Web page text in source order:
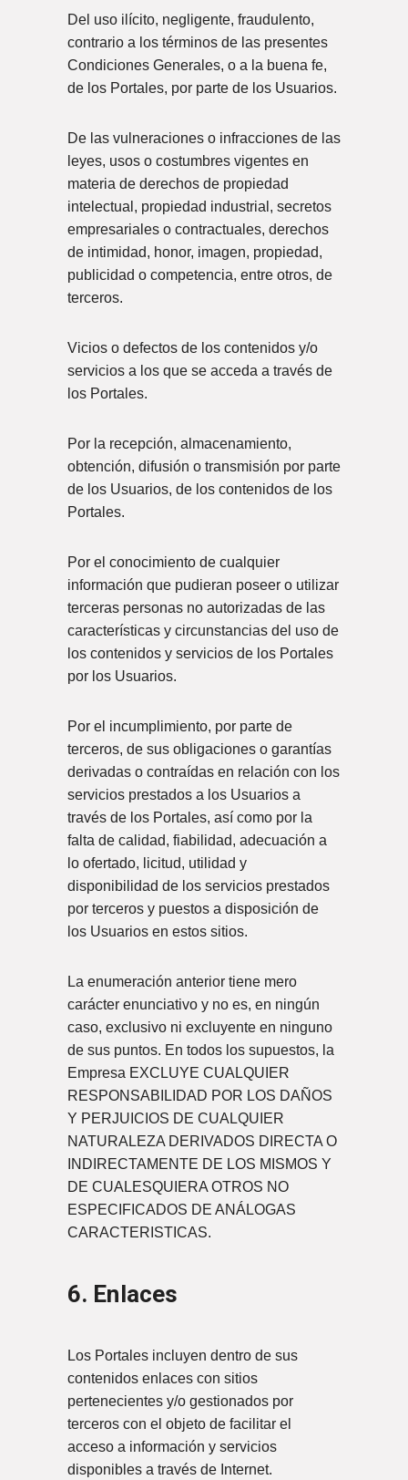
Del uso ilícito, negligente, fraudulento,
contrario a los términos de las presentes
Condiciones Generales, o a la buena fe,
de los Portales, por parte de los Usuarios.
De las vulneraciones o infracciones de las
leyes, usos o costumbres vigentes en
materia de derechos de propiedad
intelectual, propiedad industrial, secretos
empresariales o contractuales, derechos
de intimidad, honor, imagen, propiedad,
publicidad o competencia, entre otros, de
terceros.
Vicios o defectos de los contenidos y/o
servicios a los que se acceda a través de
los Portales.
Por la recepción, almacenamiento,
obtención, difusión o transmisión por parte
de los Usuarios, de los contenidos de los
Portales.
Por el conocimiento de cualquier
información que pudieran poseer o utilizar
terceras personas no autorizadas de las
características y circunstancias del uso de
los contenidos y servicios de los Portales
por los Usuarios.
Por el incumplimiento, por parte de
terceros, de sus obligaciones o garantías
derivadas o contraídas en relación con los
servicios prestados a los Usuarios a
través de los Portales, así como por la
falta de calidad, fiabilidad, adecuación a
lo ofertado, licitud, utilidad y
disponibilidad de los servicios prestados
por terceros y puestos a disposición de
los Usuarios en estos sitios.
La enumeración anterior tiene mero
carácter enunciativo y no es, en ningún
caso, exclusivo ni excluyente en ninguno
de sus puntos. En todos los supuestos, la
Empresa EXCLUYE CUALQUIER
RESPONSABILIDAD POR LOS DAÑOS
Y PERJUICIOS DE CUALQUIER
NATURALEZA DERIVADOS DIRECTA O
INDIRECTAMENTE DE LOS MISMOS Y
DE CUALESQUIERA OTROS NO
ESPECIFICADOS DE ANÁLOGAS
CARACTERISTICAS.
6. Enlaces
Los Portales incluyen dentro de sus
contenidos enlaces con sitios
pertenecientes y/o gestionados por
terceros con el objeto de facilitar el
acceso a información y servicios
disponibles a través de Internet.